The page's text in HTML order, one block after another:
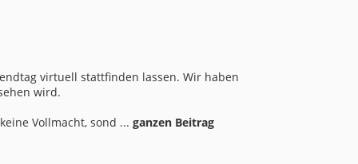
virtuell stattfinden lassen. Wir haben
wird.
Vollmacht, sond ... ganzen Beitrag